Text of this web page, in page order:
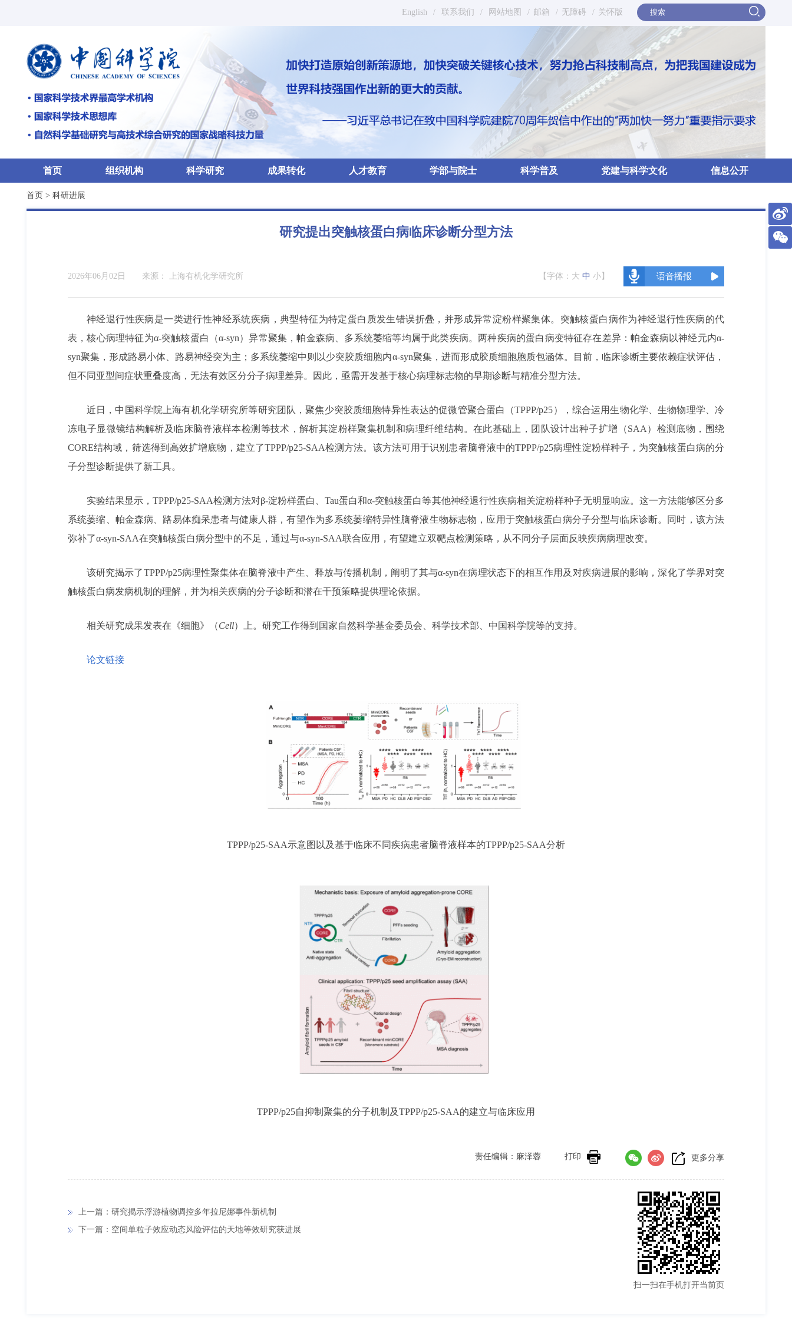
English / 联系我们 / 网站地图 / 邮箱 / 无障碍 / 关怀版
首页 组织机构 科学研究 成果转化 人才教育 学部与院士 科学普及 党建与科学文化 信息公开
首页 > 科研进展
研究提出突触核蛋白病临床诊断分型方法
2026年06月02日 来源： 上海有机化学研究所 【字体： 大 中 小 】 语音播报
神经退行性疾病是一类进行性神经系统疾病，典型特征为特定蛋白质发生错误折叠，并形成异常淀粉样聚集体。突触核蛋白病作为神经退行性疾病的代
表，核心病理特征为α-突触核蛋白（α-syn）异常聚集，帕金森病、多系统萎缩等均属于此类疾病。两种疾病的蛋白病变特征存在差异：帕金森病以神经元内α-
syn聚集，形成路易小体、路易神经突为主；多系统萎缩中则以少突胶质细胞内α-syn聚集，进而形成胶质细胞胞质包涵体。目前，临床诊断主要依赖症状评估，
但不同亚型间症状重叠度高，无法有效区分分子病理差异。因此，亟需开发基于核心病理标志物的早期诊断与精准分型方法。
近日，中国科学院上海有机化学研究所等研究团队，聚焦少突胶质细胞特异性表达的促微管聚合蛋白（TPPP/p25），综合运用生物化学、生物物理学、冷
冻电子显微镜结构解析及临床脑脊液样本检测等技术，解析其淀粉样聚集机制和病理纤维结构。在此基础上，团队设计出种子扩增（SAA）检测底物，围绕
CORE结构域，筛选得到高效扩增底物，建立了TPPP/p25-SAA检测方法。该方法可用于识别患者脑脊液中的TPPP/p25病理性淀粉样种子，为突触核蛋白病的分
子分型诊断提供了新工具。
实验结果显示，TPPP/p25-SAA检测方法对β-淀粉样蛋白、Tau蛋白和α-突触核蛋白等其他神经退行性疾病相关淀粉样种子无明显响应。这一方法能够区分多
系统萎缩、帕金森病、路易体痴呆患者与健康人群，有望作为多系统萎缩特异性脑脊液生物标志物，应用于突触核蛋白病分子分型与临床诊断。同时，该方法
弥补了α-syn-SAA在突触核蛋白病分型中的不足，通过与α-syn-SAA联合应用，有望建立双靶点检测策略，从不同分子层面反映疾病病理改变。
该研究揭示了TPPP/p25病理性聚集体在脑脊液中产生、释放与传播机制，阐明了其与α-syn在病理状态下的相互作用及对疾病进展的影响，深化了学界对突
触核蛋白病发病机制的理解，并为相关疾病的分子诊断和潜在干预策略提供理论依据。
相关研究成果发表在《细胞》（Cell）上。研究工作得到国家自然科学基金委员会、科学技术部、中国科学院等的支持。
论文链接
TPPP/p25-SAA示意图以及基于临床不同疾病患者脑脊液样本的TPPP/p25-SAA分析
TPPP/p25自抑制聚集的分子机制及TPPP/p25-SAA的建立与临床应用
更多分享
打印
责任编辑：麻泽蓉
上一篇：研究揭示浮游植物调控多年拉尼娜事件新机制
下一篇：空间单粒子效应动态风险评估的天地等效研究获进展
扫一扫在手机打开当前页